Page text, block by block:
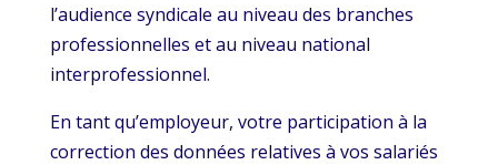
l’audience syndicale au niveau des branches
professionnelles et au niveau national
interprofessionnel.
En tant qu’employeur, votre participation à la
correction des données relatives à vos salariés